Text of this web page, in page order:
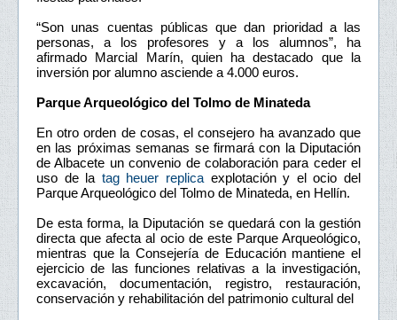
“Son unas cuentas públicas que dan prioridad a las
personas, a los profesores y a los alumnos”, ha
afirmado Marcial Marín, quien ha destacado que la
inversión por alumno asciende a 4.000 euros.
Parque Arqueológico del Tolmo de Minateda
En otro orden de cosas, el consejero ha avanzado que
en las próximas semanas se firmará con la Diputación
de Albacete un convenio de colaboración para ceder el
uso de la tag heuer replica explotación y el ocio del
Parque Arqueológico del Tolmo de Minateda, en Hellín.
De esta forma, la Diputación se quedará con la gestión
directa que afecta al ocio de este Parque Arqueológico,
mientras que la Consejería de Educación mantiene el
ejercicio de las funciones relativas a la investigación,
excavación, documentación, registro, restauración,
conservación y rehabilitación del patrimonio cultural del